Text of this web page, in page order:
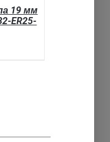
19 мм
ER25-